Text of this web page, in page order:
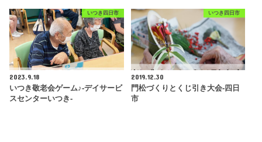
いつき四日市
2023.9.18
いつき敬老会ゲーム♪-デイサービ
スセンターいつき-
いつき四日市
2019.12.30
門松づくりとくじ引き大会-四日
市